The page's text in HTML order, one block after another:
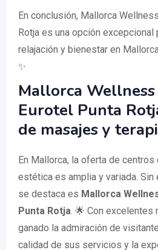
En conclusión, Mallorca
Rotja es una opción excepcional
relajación y bienestar en
✨
Mallorca Wellness
Eurotel Punta
de masajes y
En Mallorca, la oferta de
estética es amplia y variada. Sin
se destaca es Mallorca
Punta Rotja. 🌟 Con excelentes
ganado la admiración de
calidad de sus servicios y la